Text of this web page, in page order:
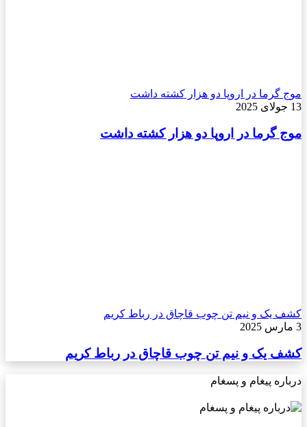
موج گرما در اروپا دو هزار کشته داشت
13 جولای 2025
موج گرما در اروپا دو هزار کشته داشت
کشف یک و نیم تن چوب قاچاق در رباط کریم
3 مارس 2025
کشف یک و نیم تن چوب قاچاق در رباط کریم
درباره پیغام و پسغام